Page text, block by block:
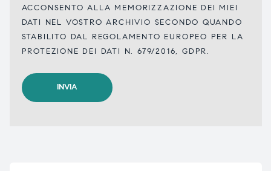
ACCONSENTO ALLA MEMORIZZAZIONE DEI MIEI
DATI NEL VOSTRO ARCHIVIO SECONDO QUANDO
STABILITO DAL REGOLAMENTO EUROPEO PER LA
PROTEZIONE DEI DATI N. 679/2016, GDPR.